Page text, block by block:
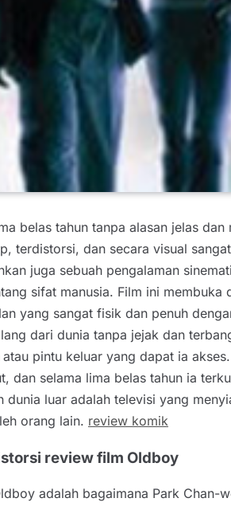
belas tahun tanpa alasan jelas
dan secara visual
juga sebuah pengalaman
sifat manusia. Film ini
yang sangat fisik dan penuh
dari dunia tanpa jejak dan
pintu keluar yang dapat ia
dan selama lima belas tahun ia
luar adalah televisi yang
orang lain. review komik
review film Oldboy
adalah bagaimana Park